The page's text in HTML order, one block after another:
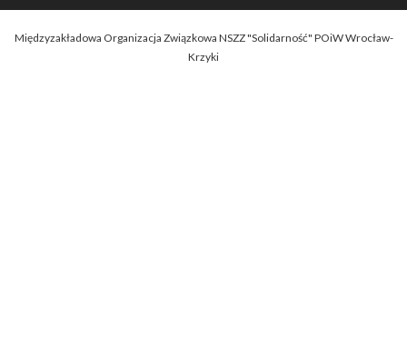
Międzyzakładowa Organizacja Związkowa NSZZ "Solidarność" POiW Wrocław-
Krzyki